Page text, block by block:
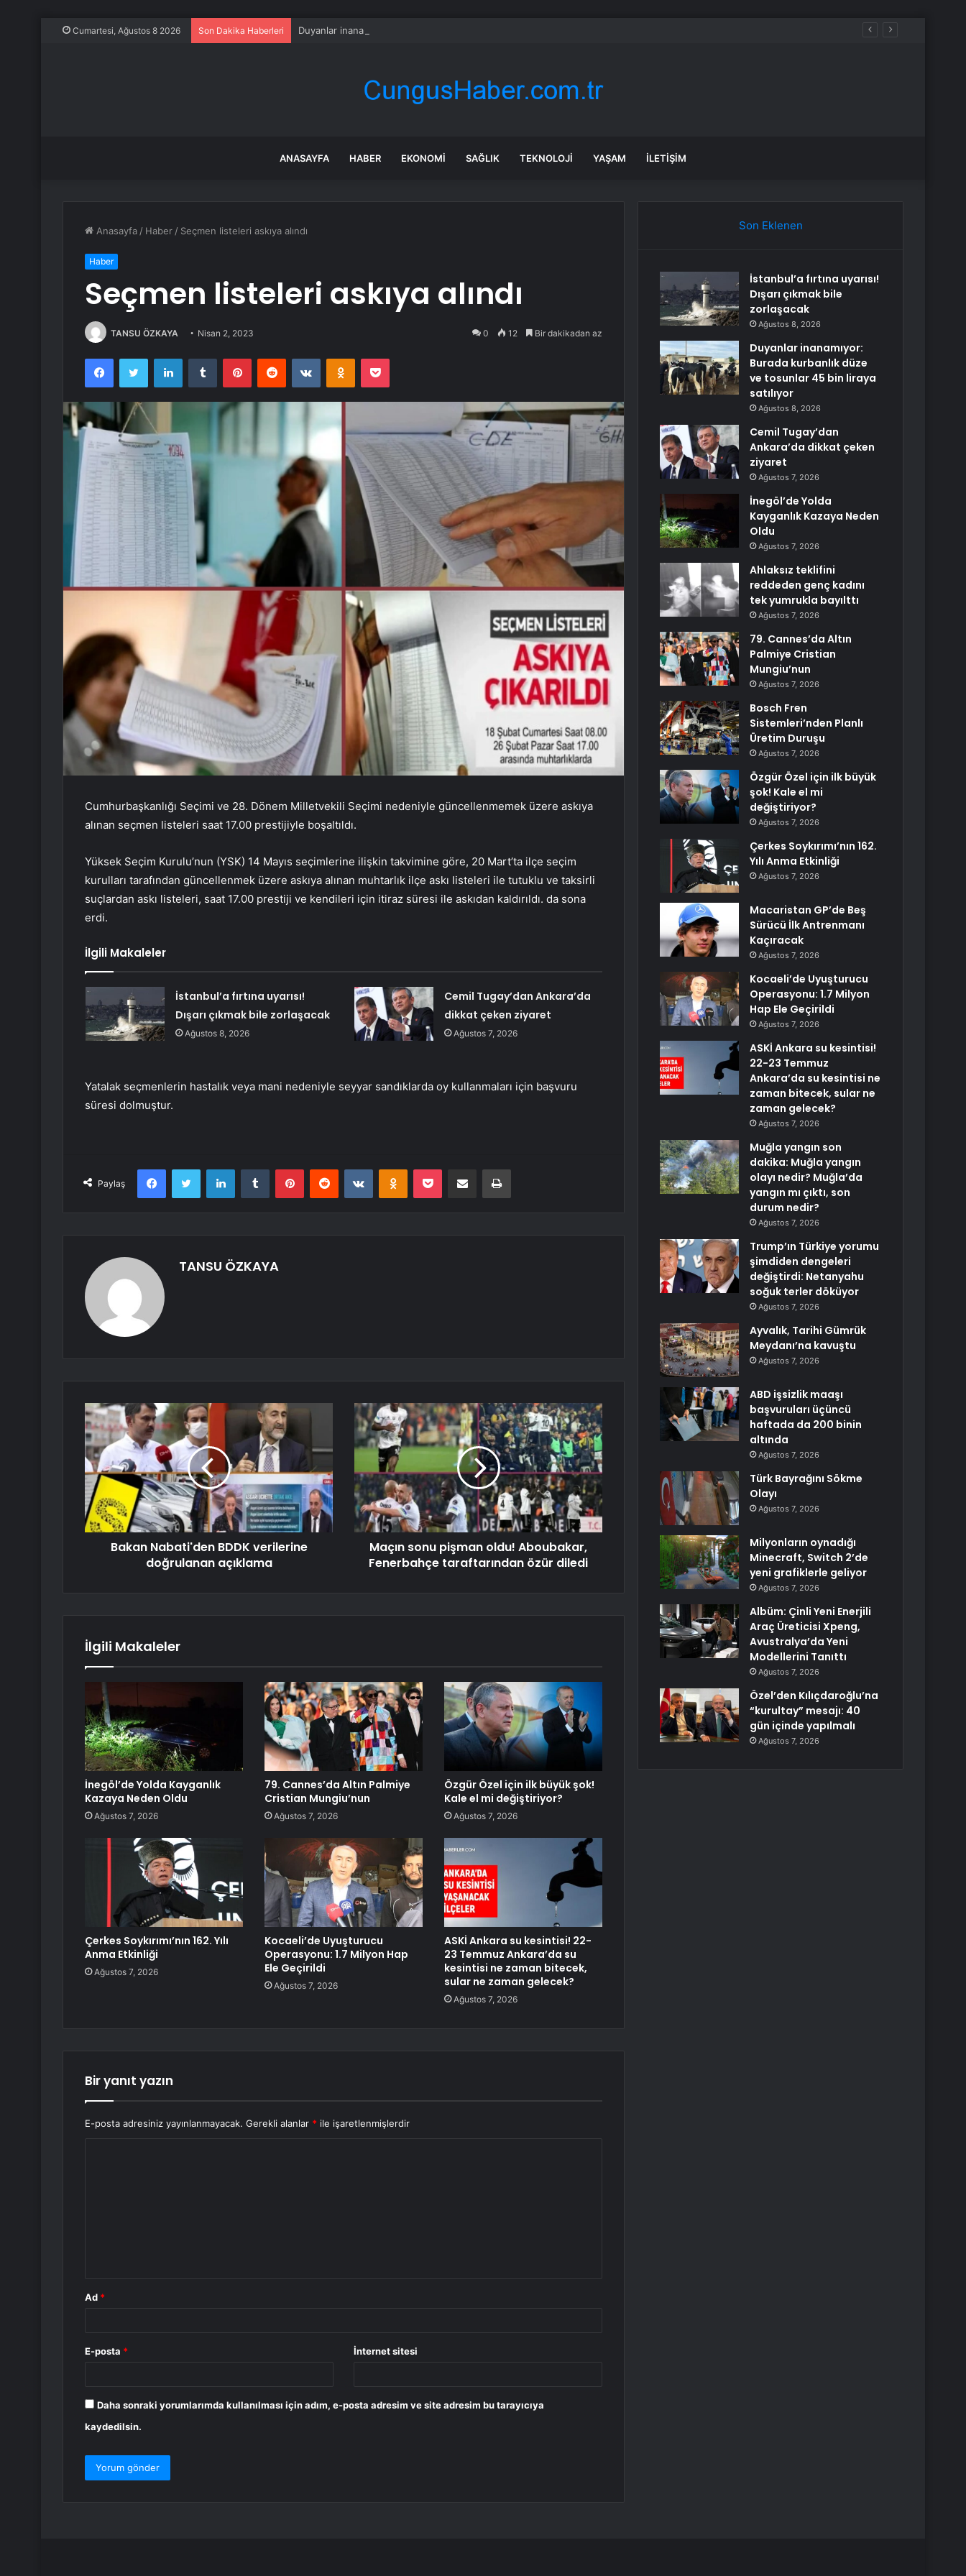
Cumartesi, Ağustos 8 2026 Son Dakika Haberleri Duyanlar inanamıyor: Burada kurbanlık düze ve tosunlar 45 bin liraya satılıyor
ANASAYFA HABER EKONOMI SAĞLIK TEKNOLOJI YAŞAM İLETIŞIM
Anasayfa / Haber / Seçmen listeleri askıya alındı
Haber
Seçmen listeleri askıya alındı
TANSU ÖZKAYA Nisan 2, 2023 0 12 Bir dakikadan az
FacebookTwitter LinkedInTumblr PinterestReddit VKontakteOdnoklassniki
Pocket
Cumhurbaşkanlığı Seçimi ve 28. Dönem Milletvekili Seçimi nedeniyle güncellenmemek üzere askıya
alınan seçmen listeleri saat 17.00 prestijiyle boşaltıldı.
Yüksek Seçim Kurulu’nun (YSK) 14 Mayıs seçimlerine ilişkin takvimine göre, 20 Mart’ta ilçe seçim
kurulları tarafından güncellenmek üzere askıya alınan muhtarlık ilçe askı listeleri ile tutuklu ve taksirli
suçlardan askı listeleri, saat 17.00 prestiji ve kendileri için itiraz süresi ile askıdan kaldırıldı. da sona
erdi.
İlgili Makaleler
İstanbul’a fırtına uyarısı!
Dışarı çıkmak bile zorlaşacak
Ağustos 8, 2026
Cemil Tugay’dan Ankara’da
dikkat çeken ziyaret
Ağustos 7, 2026
Yatalak seçmenlerin hastalık veya mani nedeniyle seyyar sandıklarda oy kullanmaları için başvuru
süresi dolmuştur.
Paylaş
FacebookTwitter LinkedInTumblr PinterestReddit VKontakteOdnoklassniki
Pocket E-Posta ile paylaş Yazdır
TANSU ÖZKAYA
Bakan Nabati'den BDDK verilerine
doğrulanan açıklama
Maçın sonu pişman oldu! Aboubakar,
Fenerbahçe taraftarından özür diledi
İlgili Makaleler
İnegöl’de Yolda Kayganlık
Kazaya Neden Oldu
Ağustos 7, 2026
79. Cannes’da Altın Palmiye
Cristian Mungiu’nun
Ağustos 7, 2026
Özgür Özel için ilk büyük şok!
Kale el mi değiştiriyor?
Ağustos 7, 2026
Çerkes Soykırımı’nın 162. Yılı
Anma Etkinliği
Ağustos 7, 2026
Kocaeli’de Uyuşturucu
Operasyonu: 1.7 Milyon Hap
Ele Geçirildi
Ağustos 7, 2026
ASKİ Ankara su kesintisi! 22-
23 Temmuz Ankara’da su
kesintisi ne zaman bitecek,
sular ne zaman gelecek?
Ağustos 7, 2026
Bir yanıt yazın
E-posta adresiniz yayınlanmayacak. Gerekli alanlar * ile işaretlenmişlerdir
Ad *
E-posta * İnternet sitesi
Daha sonraki yorumlarımda kullanılması için adım, e-posta adresim ve site adresim bu tarayıcıya
kaydedilsin.
Son Eklenen
İstanbul’a fırtına uyarısı!
Dışarı çıkmak bile
zorlaşacak
Ağustos 8, 2026
Duyanlar inanamıyor:
Burada kurbanlık düze
ve tosunlar 45 bin liraya
satılıyor
Ağustos 8, 2026
Cemil Tugay’dan
Ankara’da dikkat çeken
ziyaret
Ağustos 7, 2026
İnegöl’de Yolda
Kayganlık Kazaya Neden
Oldu
Ağustos 7, 2026
Ahlaksız teklifini
reddeden genç kadını
tek yumrukla bayılttı
Ağustos 7, 2026
79. Cannes’da Altın
Palmiye Cristian
Mungiu’nun
Ağustos 7, 2026
Bosch Fren
Sistemleri’nden Planlı
Üretim Duruşu
Ağustos 7, 2026
Özgür Özel için ilk büyük
şok! Kale el mi
değiştiriyor?
Ağustos 7, 2026
Çerkes Soykırımı’nın 162.
Yılı Anma Etkinliği
Ağustos 7, 2026
Macaristan GP’de Beş
Sürücü İlk Antrenmanı
Kaçıracak
Ağustos 7, 2026
Kocaeli’de Uyuşturucu
Operasyonu: 1.7 Milyon
Hap Ele Geçirildi
Ağustos 7, 2026
ASKİ Ankara su kesintisi!
22-23 Temmuz
Ankara’da su kesintisi ne
zaman bitecek, sular ne
zaman gelecek?
Ağustos 7, 2026
Muğla yangın son
dakika: Muğla yangın
olayı nedir? Muğla’da
yangın mı çıktı, son
durum nedir?
Ağustos 7, 2026
Trump’ın Türkiye yorumu
şimdiden dengeleri
değiştirdi: Netanyahu
soğuk terler döküyor
Ağustos 7, 2026
Ayvalık, Tarihi Gümrük
Meydanı’na kavuştu
Ağustos 7, 2026
ABD işsizlik maaşı
başvuruları üçüncü
haftada da 200 binin
altında
Ağustos 7, 2026
Türk Bayrağını Sökme
Olayı
Ağustos 7, 2026
Milyonların oynadığı
Minecraft, Switch 2’de
yeni grafiklerle geliyor
Ağustos 7, 2026
Albüm: Çinli Yeni Enerjili
Araç Üreticisi Xpeng,
Avustralya’da Yeni
Modellerini Tanıttı
Ağustos 7, 2026
Özel’den Kılıçdaroğlu’na
“kurultay” mesajı: 40
gün içinde yapılmalı
Ağustos 7, 2026